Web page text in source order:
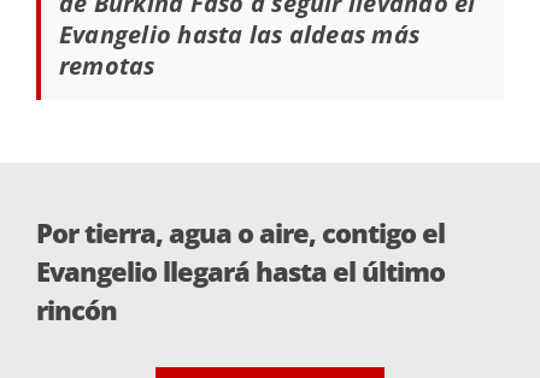
Evangelio hasta las aldeas más
remotas
Por tierra, agua o aire, contigo el
Evangelio llegará hasta el último
rincón